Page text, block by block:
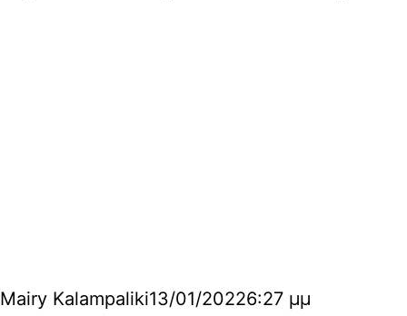
Mairy Kalampaliki13/01/20226:27 μμ